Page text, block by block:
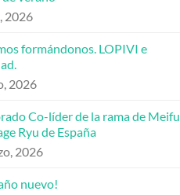
2026
formándonos. LOPIVI e
2026
Co-líder de la rama de Meifu
Ryu de España
2026
nuevo!